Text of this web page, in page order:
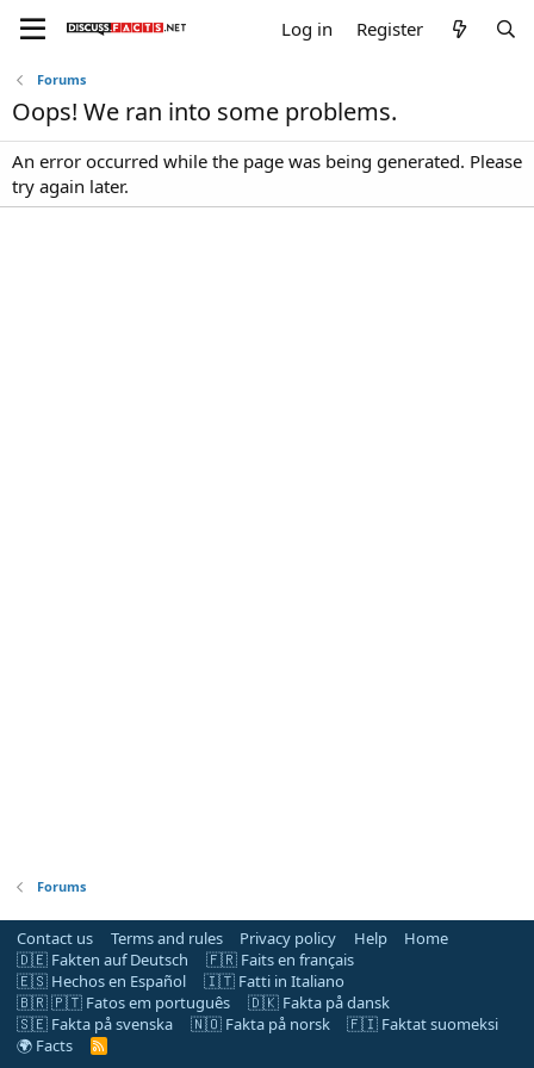
Log in Register
Forums
Oops! We ran into some problems.
An error occurred while the page was being generated. Please
try again later.
Forums
Contact us Terms and rules Privacy policy Help
Home
🇩🇪 Fakten auf Deutsch
🇫🇷 Faits en français
🇪🇸 Hechos en Español
🇮🇹 Fatti in Italiano
🇧🇷 🇵🇹 Fatos em português
🇩🇰 Fakta på dansk
🇸🇪 Fakta på svenska
🇳🇴 Fakta på norsk
🇫🇮 Faktat suomeksi
🌍 Facts
R